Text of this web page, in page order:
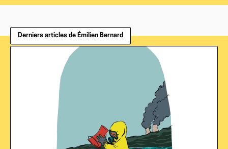
Derniers articles de Émilien Bernard